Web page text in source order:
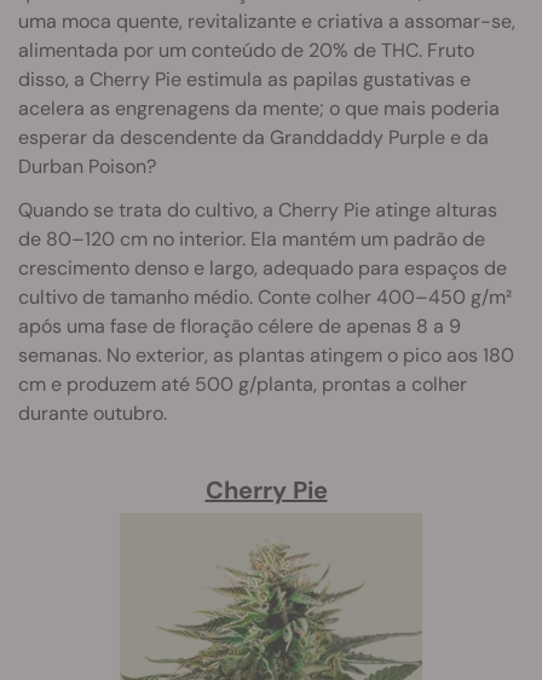
uma moca quente, revitalizante e criativa a assomar-se,
alimentada por um conteúdo de 20% de THC. Fruto
disso, a Cherry Pie estimula as papilas gustativas e
acelera as engrenagens da mente; o que mais poderia
esperar da descendente da Granddaddy Purple e da
Durban Poison?
Quando se trata do cultivo, a Cherry Pie atinge alturas
de 80–120 cm no interior. Ela mantém um padrão de
crescimento denso e largo, adequado para espaços de
cultivo de tamanho médio. Conte colher 400–450 g/m²
após uma fase de floração célere de apenas 8 a 9
semanas. No exterior, as plantas atingem o pico aos 180
cm e produzem até 500 g/planta, prontas a colher
durante outubro.
Cherry Pie